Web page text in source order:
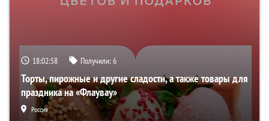
18:02:57 Получили:6
Торты, пирожные и другие сладости, а также товары для
праздника на «Флаувау»
Россия